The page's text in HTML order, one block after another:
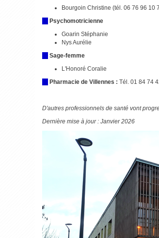
Bourgoin Christine (tél. 06 76 96 10
Psychomotricienne
Goarin Stéphanie
Nys Aurélie
Sage-femme
L'Honoré Coralie
Pharmacie de Villennes : Tél. 01 84 74
D'autres professionnels de santé vont
Dernière mise à jour : Janvier 2026